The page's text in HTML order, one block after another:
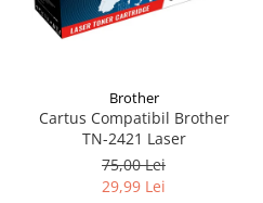
Brother
Cartus Compatibil Brother
TN-2421 Laser
75,00 Lei
29,99 Lei